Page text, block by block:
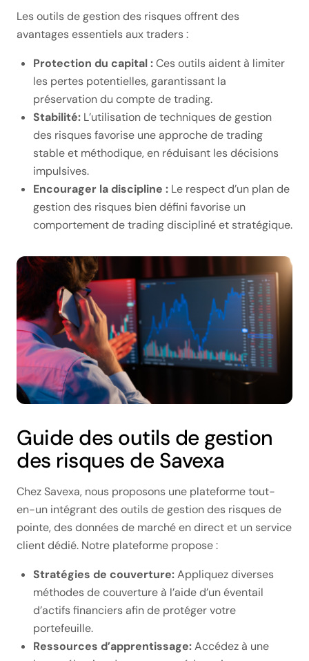
Les outils de gestion des risques offrent des
avantages essentiels aux traders :
Protection du capital :Ces outils aident à limiter
les pertes potentielles, garantissant la
préservation du compte de trading.
Stabilité: L’utilisation de techniques de gestion
des risques favorise une approche de trading
stable et méthodique, en réduisant les décisions
impulsives.
Encourager la discipline : Le respect d’un plan de
gestion des risques bien défini favorise un
comportement de trading discipliné et stratégique.
Guide des outils de gestion
des risques de Savexa
Chez Savexa, nous proposons une plateforme tout-
en-un intégrant des outils de gestion des risques de
pointe, des données de marché en direct et un service
client dédié. Notre plateforme propose :
Stratégies de couverture:Appliquez diverses
méthodes de couverture à l’aide d’un éventail
d’actifs financiers afin de protéger votre
portefeuille.
Ressources d’apprentissage:Accédez à une